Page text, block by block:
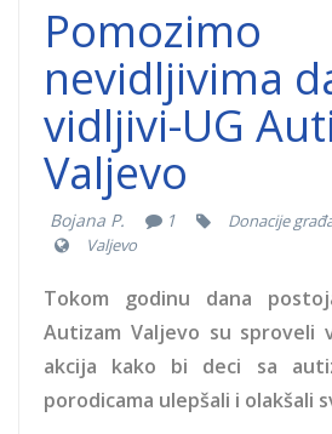
Pomozimo
nevidljivima
vidljivi-UG
Valjevo
Bojana P. 1 Donacije
Valjevo
Tokom godinu dana
Autizam Valjevo su sproveli
akcija kako bi deci sa
porodicama ulepšali i olakšali